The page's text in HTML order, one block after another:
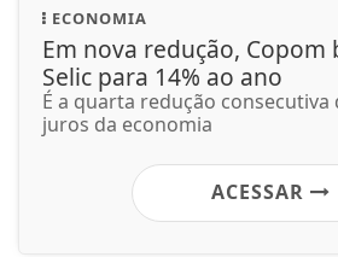
ECONOMIA
Em nova redução, Copom
Selic para 14% ao ano
É a quarta redução consecutiva
juros da economia
ACESSAR